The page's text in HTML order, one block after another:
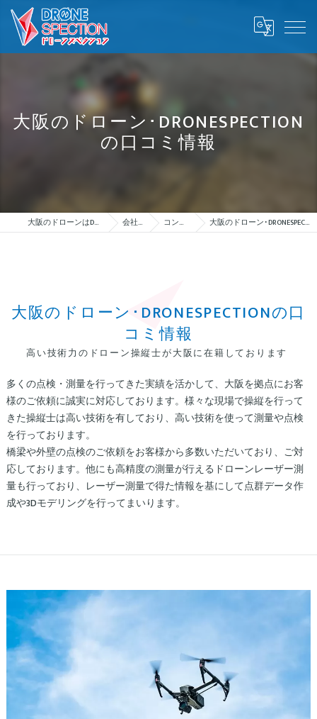
大阪のドローン･DRONESPECTION
の口コミ情報
大阪のドローンはDRONESPECTION 会社概要 コンセプト 大阪のドローン･DRONESPECTIONの口コミ情報
高い技術力のドローン操縦士が大阪に在籍しております
大阪のドローン･DRONESPECTIONの口
コミ情報
多くの点検・測量を行ってきた実績を活かして、大阪を拠点にお客
様のご依頼に誠実に対応しております。様々な現場で操縦を行って
きた操縦士は高い技術を有しており、高い技術を使って測量や点検
を行っております。
橋梁や外壁の点検のご依頼をお客様から多数いただいており、ご対
応しております。他にも高精度の測量が行えるドローンレーザー測
量も行っており、レーザー測量で得た情報を基にして点群データ作
成や3Dモデリングを行ってまいります。